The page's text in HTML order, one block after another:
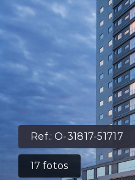
Ref.:O-31817-51717
17 fotos